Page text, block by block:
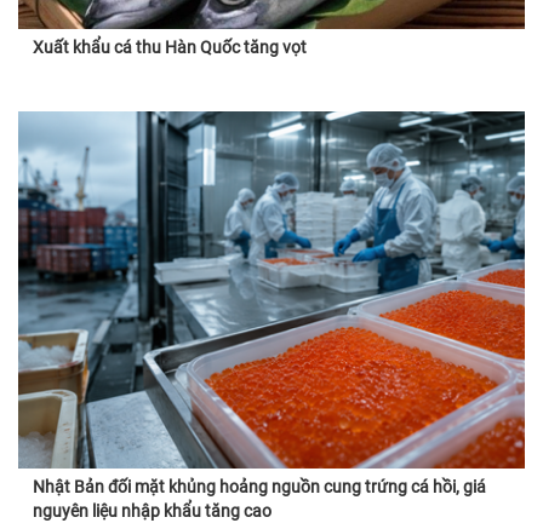
Xuất khẩu cá thu Hàn Quốc tăng vọt
Nhật Bản đối mặt khủng hoảng nguồn cung trứng cá hồi, giá
nguyên liệu nhập khẩu tăng cao